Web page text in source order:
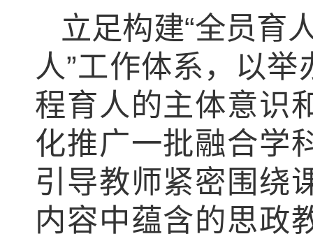
立足构建“全员育
人”工作体系，以
程育人的主体意识
化推广一批融合学
引导教师紧密围绕
内容中蕴含的思政